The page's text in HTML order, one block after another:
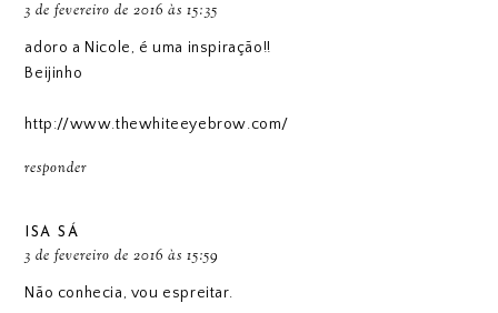
3 de fevereiro de 2016 às 15:35
adoro a Nicole, é uma inspiração!!
Beijinho
http://www.thewhiteeyebrow.com/
responder
ISA SÁ
3 de fevereiro de 2016 às 15:59
Não conhecia, vou espreitar.